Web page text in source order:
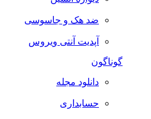
ضد هک و جاسوسی
آپدیت آنتی ویروس
گوناگون
دانلود مجله
حسابداری